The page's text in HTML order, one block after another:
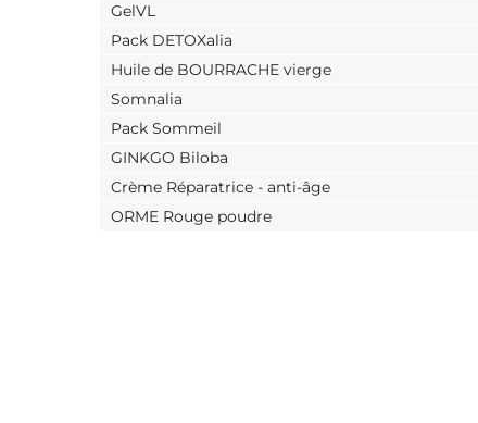
GelVL
Pack DETOXalia
Huile de BOURRACHE vierge
Somnalia
Pack Sommeil
GINKGO Biloba
Crème Réparatrice - anti-âge
ORME Rouge poudre